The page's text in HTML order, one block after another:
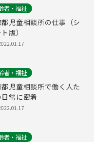
者・福祉
児童相談所の仕事（シ
版）
者・福祉
児童相談所で働く人た
常に密着
者・福祉